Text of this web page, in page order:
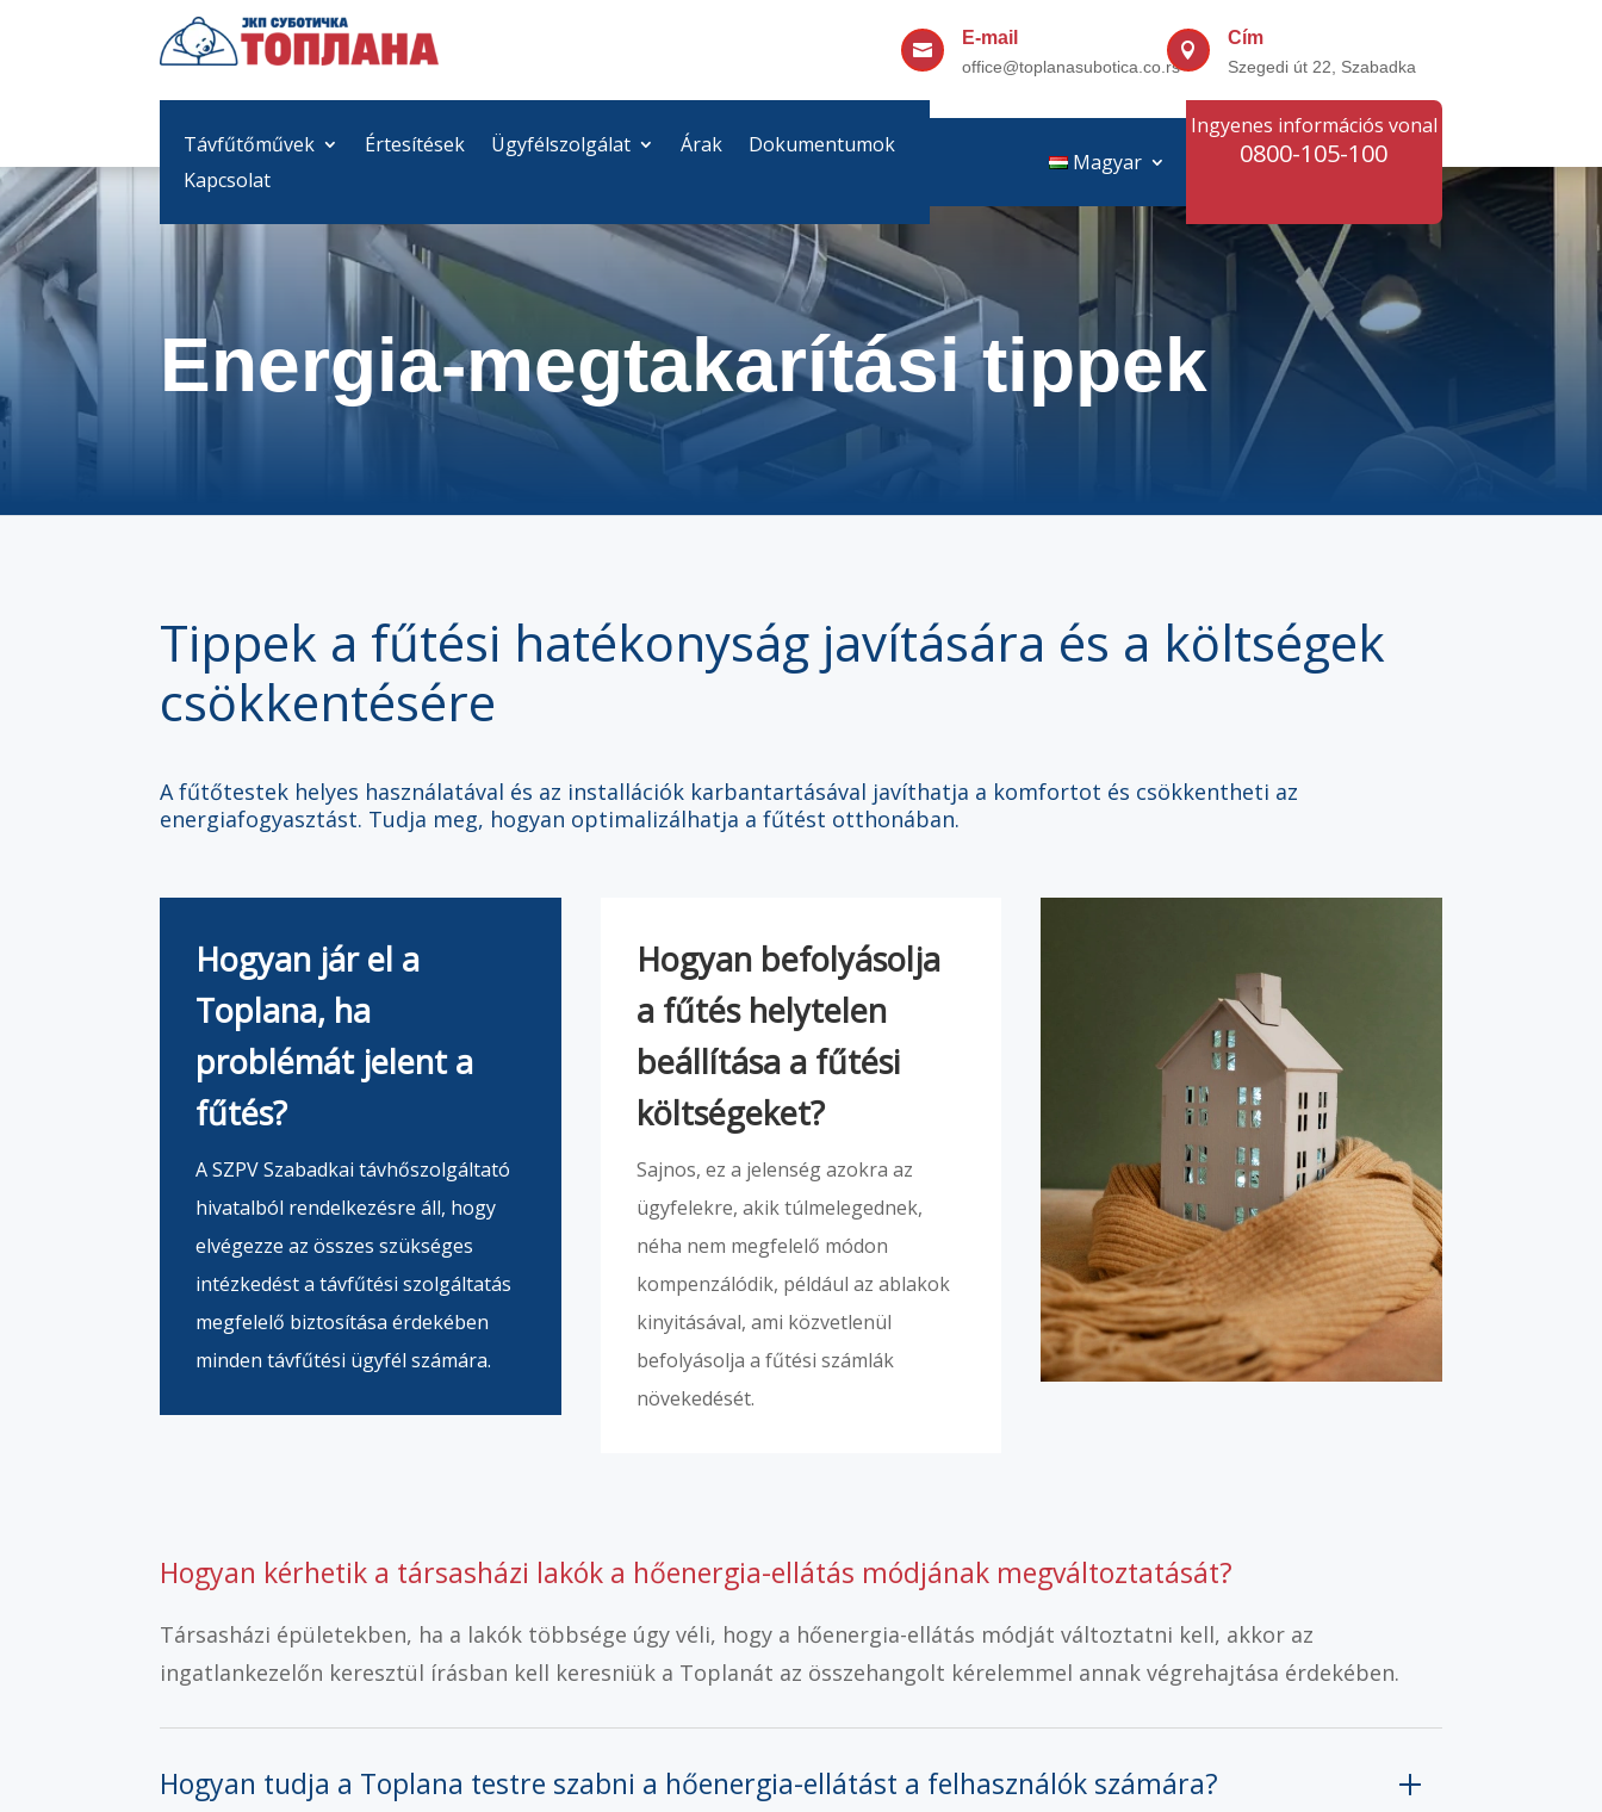

E-mail
office@toplanasubotica.co.rs

Cím
Szegedi út 22, Szabadka
Távfűtőművek Értesítések Ügyfélszolgálat Árak
Dokumentumok
Kapcsolat
Magyar
Ingyenes információs vonal
0800-105-100
Energia-megtakarítási tippek
Tippek a fűtési hatékonyság javítására és a költségek
csökkentésére
A fűtőtestek helyes használatával és az installációk karbantartásával javíthatja a komfortot és csökkentheti az
energiafogyasztást. Tudja meg, hogyan optimalizálhatja a fűtést otthonában.
Hogyan jár el a
Toplana, ha
problémát jelent a
fűtés?
A SZPV Szabadkai távhőszolgáltató
hivatalból rendelkezésre áll, hogy
elvégezze az összes szükséges
intézkedést a távfűtési szolgáltatás
megfelelő biztosítása érdekében
minden távfűtési ügyfél számára.
Hogyan befolyásolja
a fűtés helytelen
beállítása a fűtési
költségeket?
Sajnos, ez a jelenség azokra az
ügyfelekre, akik túlmelegednek,
néha nem megfelelő módon
kompenzálódik, például az ablakok
kinyitásával, ami közvetlenül
befolyásolja a fűtési számlák
növekedését.
Hogyan kérhetik a társasházi lakók a hőenergia-ellátás módjának megváltoztatását?
Társasházi épületekben, ha a lakók többsége úgy véli, hogy a hőenergia-ellátás módját változtatni kell, akkor az
ingatlankezelőn keresztül írásban kell keresniük a Toplanát az összehangolt kérelemmel annak végrehajtása érdekében.
Hogyan tudja a Toplana testre szabni a hőenergia-ellátást a felhasználók számára?